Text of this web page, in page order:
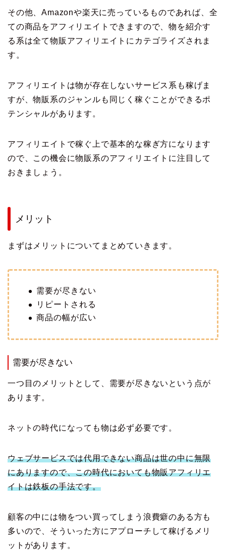
その他、Amazonや楽天に売っているものであれば、全
ての商品をアフィリエイトできますので、物を紹介す
る系は全て物販アフィリエイトにカテゴライズされま
す。
アフィリエイトは物が存在しないサービス系も稼げま
すが、物販系のジャンルも同じく稼ぐことができるポ
テンシャルがあります。
アフィリエイトで稼ぐ上で基本的な稼ぎ方になります
ので、この機会に物販系のアフィリエイトに注目して
おきましょう。
メリット
まずはメリットについてまとめていきます。
需要が尽きない
リピートされる
商品の幅が広い
需要が尽きない
一つ目のメリットとして、需要が尽きないという点が
あります。
ネットの時代になっても物は必ず必要です。
ウェブサービスでは代用できない商品は世の中に無限
にありますので、この時代においても物販アフィリエ
イトは鉄板の手法です。
顧客の中には物をつい買ってしまう浪費癖のある方も
多いので、そういった方にアプローチして稼げるメリ
ットがあります。